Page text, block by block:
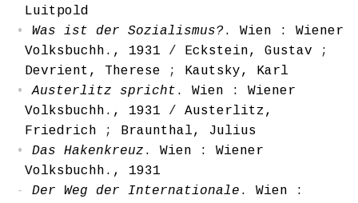
Luitpold
Was ist der Sozialismus?. Wien : Wiener
Volksbuchh., 1931 / Eckstein, Gustav
;
Devrient, Therese
; Kautsky, Karl
Austerlitz spricht . Wien : Wiener
Volksbuchh., 1931 / Austerlitz,
Friedrich
; Braunthal, Julius
Das Hakenkreuz . Wien : Wiener
Volksbuchh., 1931
Der Weg der Internationale . Wien :